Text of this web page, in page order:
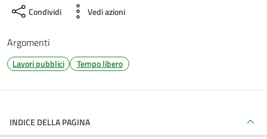
Condividi Vedi azioni
Argomenti
Lavori pubblici Tempo libero
INDICE DELLA PAGINA